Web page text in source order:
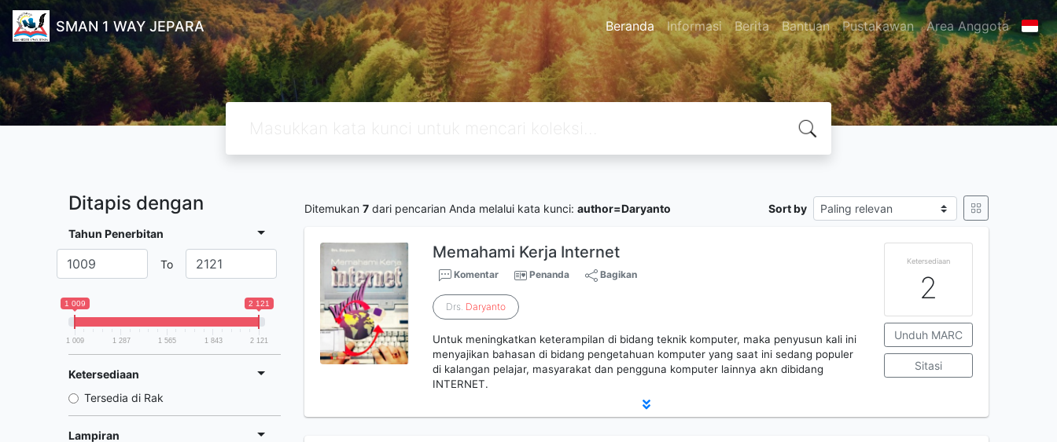
SMAN 1 WAY JEPARA Beranda Informasi Berita Bantuan Pustakawan Area Anggota
Ditapis dengan
Tahun Penerbitan
To
1 009 2 121
1 009 1 287 1 565 1 843 2 121
Ketersediaan
Tersedia di Rak
Lampiran
Ditemukan 7 dari pencarian Anda melalui kata kunci: author=Daryanto Sort by
Memahami Kerja Internet
Komentar Penanda Bagikan
Drs. Daryanto
Untuk meningkatkan keterampilan di bidang teknik komputer, maka penyusun kali ini
menyajikan bahasan di bidang pengetahuan komputer yang saat ini sedang populer
di kalangan pelajar, masyarakat dan pengguna komputer lainnya akn dibidang
INTERNET.
Ketersediaan
2
Unduh MARC
Sitasi